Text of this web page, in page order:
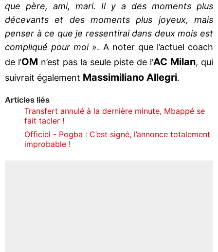
que père, ami, mari. Il y a des moments plus
décevants et des moments plus joyeux, mais
penser à ce que je ressentirai dans deux mois est
compliqué pour moi». A noter que l’actuel coach
de l’OM n’est pas la seule piste de l’AC Milan, qui
suivrait également Massimiliano Allegri.
Articles liés
Transfert annulé à la dernière minute, Mbappé se
fait tacler !
Officiel - Pogba : C’est signé, l’annonce totalement
improbable !